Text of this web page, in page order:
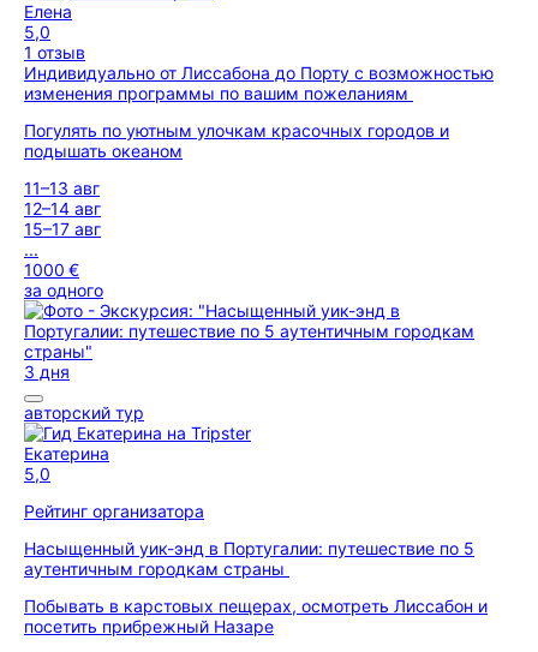
Елена
5,0
1 отзыв
Индивидуально от Лиссабона до Порту с возможностью
изменения программы по вашим пожеланиям
Погулять по уютным улочкам красочных городов и
подышать океаном
11–13 авг
12–14 авг
15–17 авг
...
1000 €
за одного
3 дня
авторский тур
Екатерина
5,0
Рейтинг организатора
Насыщенный уик-энд в Португалии: путешествие по 5
аутентичным городкам страны
Побывать в карстовых пещерах, осмотреть Лиссабон и
посетить прибрежный Назаре